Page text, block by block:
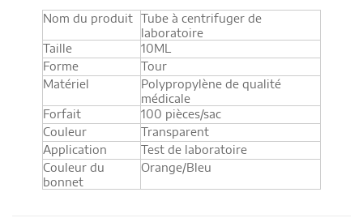
Nom du produit Tube à centrifuger de
laboratoire
Taille
10ML
Forme
Tour
Matériel
Polypropylène de qualité
médicale
Forfait
100 pièces/sac
Couleur
Transparent
Application
Test de laboratoire
Couleur du
bonnet
Orange/Bleu